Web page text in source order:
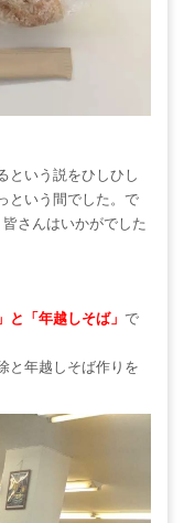
という説をひしひし
という間でした。で
さんはいかがでした
と「年越しそば」 で
と年越しそば作りを